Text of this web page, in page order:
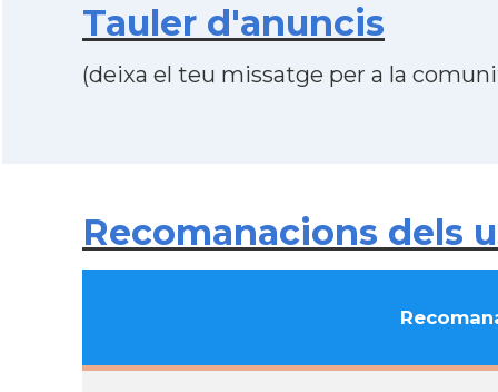
Tauler d'anuncis
(deixa el teu missatge per a la
Recomanacions dels